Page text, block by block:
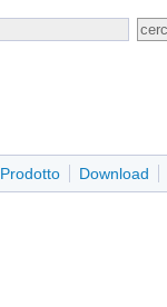
Prodotto Download